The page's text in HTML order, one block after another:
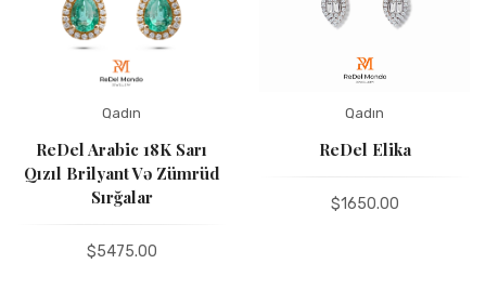
Qadın
ReDel Arabic 18K Sarı
Qızıl Brilyant Və Zümrüd
Sırğalar
$5475.00
Qadın
ReDel Elika
$1650.00